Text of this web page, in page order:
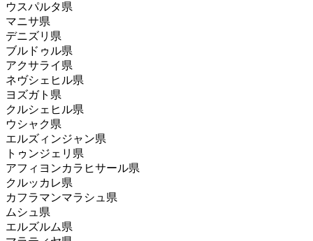
ウスパルタ県
マニサ県
デニズリ県
ブルドゥル県
アクサライ県
ネヴシェヒル県
ヨズガト県
クルシェヒル県
ウシャク県
エルズィンジャン県
トゥンジェリ県
アフィヨンカラヒサール県
クルッカレ県
カフラマンマラシュ県
ムシュ県
エルズルム県